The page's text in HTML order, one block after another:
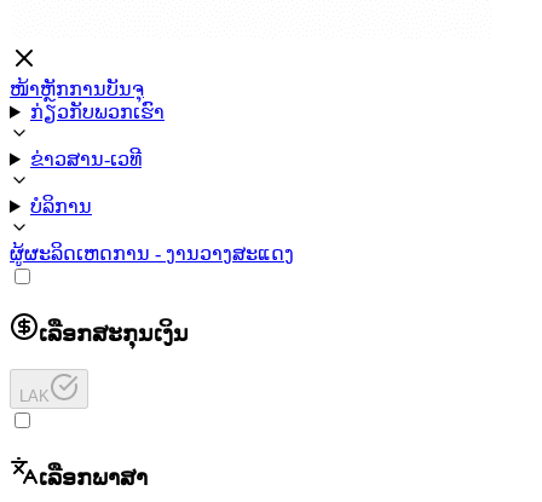
ໜ້າຫຼັກການບັນຈຸ
ກ່ຽວກັບພວກເຮົາ
ຂ່າວສານ-ເວທີ
ບໍລິການ
ຜູ້ຜະລິດເຫດການ - ງານວາງສະແດງ
ເລືອກສະກຸນເງິນ
LAK
ເລືອກພາສາ